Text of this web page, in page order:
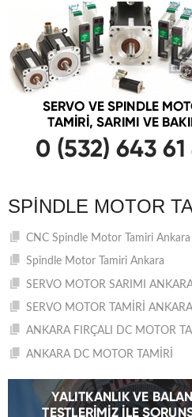
SPINDLE MOTOR
CNC Spindle Motor Tamiri Ankara
Spindle Motor Tamiri Ankara
SERVO MOTOR SARIMI
SERVO MOTOR TAMİRİ ANKARA
ANKARA FIRÇALI DC MOTOR
ANKARA DC MOTOR TAMİRİ